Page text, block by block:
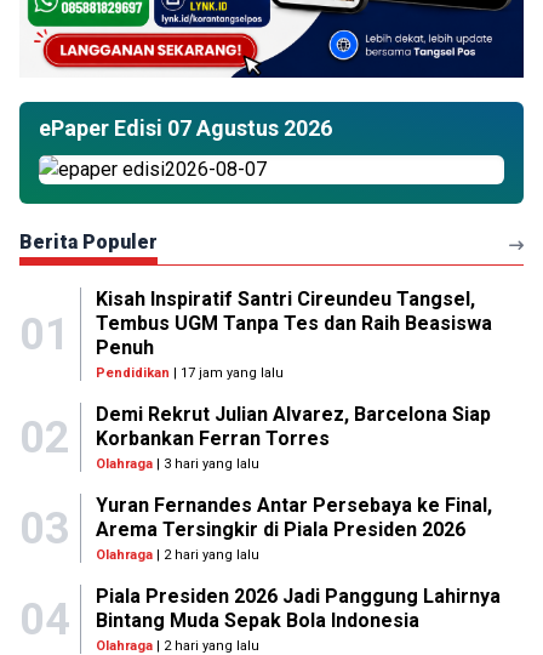
ePaper Edisi 07 Agustus 2026
Berita Populer
01
Kisah Inspiratif Santri Cireundeu Tangsel,
Tembus UGM Tanpa Tes dan Raih Beasiswa
Penuh
Pendidikan | 17 jam yang lalu
02
Demi Rekrut Julian Alvarez, Barcelona Siap
Korbankan Ferran Torres
Olahraga| 3 hari yang lalu
03
Yuran Fernandes Antar Persebaya ke Final,
Arema Tersingkir di Piala Presiden 2026
Olahraga| 2 hari yang lalu
04
Piala Presiden 2026 Jadi Panggung Lahirnya
Bintang Muda Sepak Bola Indonesia
Olahraga| 2 hari yang lalu